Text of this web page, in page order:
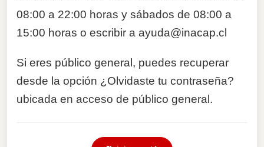
08:00 a 22:00 horas y sábados de 08:00 a
15:00 horas o escribir a ayuda@inacap.cl
Si eres público general, puedes recuperar
desde la opción ¿Olvidaste tu contraseña?
ubicada en acceso de público general.